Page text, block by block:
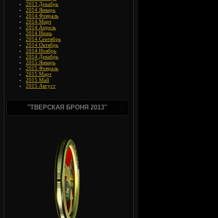
2013 Декабрь
2014 Январь
2014 Февраль
2014 Март
2014 Апрель
2014 Июнь
2014 Сентябрь
2014 Октябрь
2014 Ноябрь
2014 Декабрь
2015 Январь
2015 Февраль
2015 Март
2015 Май
2015 Август
"ТВЕРСКАЯ БРОНЯ 2013"